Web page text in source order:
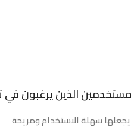
الذين
سهلة الاستخدام ومريحة